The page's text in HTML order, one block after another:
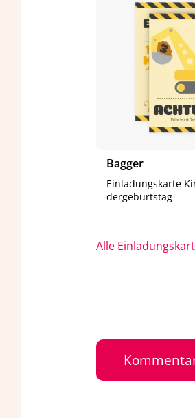
Bag­ger
Ein­la­dungs­kar­te
der­ge­burts­tag
Alle